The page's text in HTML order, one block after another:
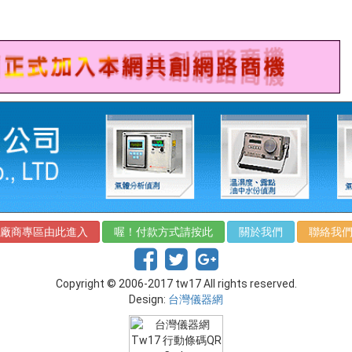
廠商專區由此進入 喔！付款方式請按此 關於我們 聯絡我們
Copyright © 2006-2017 tw17 All rights reserved.
Design: 台灣儀器網